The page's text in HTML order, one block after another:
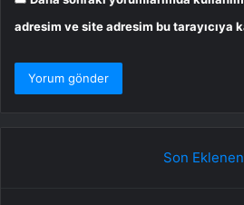
adresim ve site adresim bu tarayıcıya
Son Eklenen